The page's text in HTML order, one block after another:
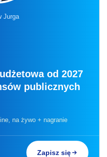
Jurga
od 2027
publicznych
na żywo + nagranie
Zapisz się